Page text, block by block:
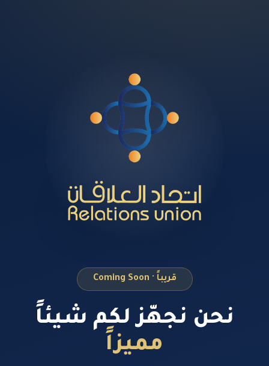
قريباً · Coming Soon
نحن نجهّز لكم شيئاً
مميزاً